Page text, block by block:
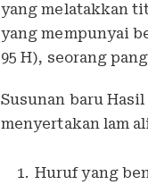
yang melatakkan
yang mempunyai
95 H), seorang
Susunan baru
menyertakan lam
Huruf yang